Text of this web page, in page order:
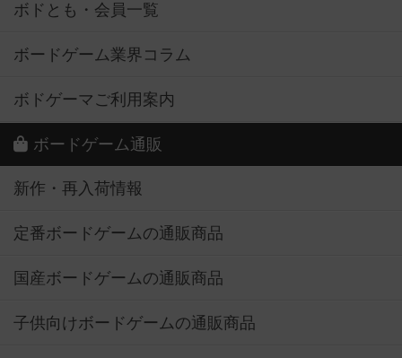
ボドとも・会員一覧
ボードゲーム業界コラム
ボドゲーマご利用案内
ボードゲーム通販
新作・再入荷情報
定番ボードゲームの通販商品
国産ボードゲームの通販商品
子供向けボードゲームの通販商品